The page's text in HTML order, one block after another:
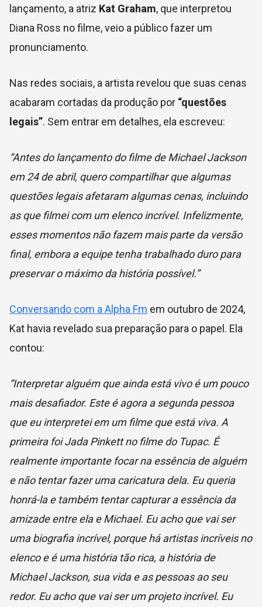
lançamento, a atriz Kat Graham, que interpretou
Diana Ross no filme, veio a público fazer um
pronunciamento.
Nas redes sociais, a artista revelou que suas cenas
acabaram cortadas da produção por “questões
legais”. Sem entrar em detalhes, ela escreveu:
“Antes do lançamento do filme de Michael Jackson
em 24 de abril, quero compartilhar que algumas
questões legais afetaram algumas cenas, incluindo
as que filmei com um elenco incrível. Infelizmente,
esses momentos não fazem mais parte da versão
final, embora a equipe tenha trabalhado duro para
preservar o máximo da história possível.”
Conversando com a Alpha Fm em outubro de 2024,
Kat havia revelado sua preparação para o papel. Ela
contou:
“Interpretar alguém que ainda está vivo é um pouco
mais desafiador. Este é agora a segunda pessoa
que eu interpretei em um filme que está viva. A
primeira foi Jada Pinkett no filme do Tupac. É
realmente importante focar na essência de alguém
e não tentar fazer uma caricatura dela. Eu queria
honrá-la e também tentar capturar a essência da
amizade entre ela e Michael. Eu acho que vai ser
uma biografia incrível, porque há artistas incríveis no
elenco e é uma história tão rica, a história de
Michael Jackson, sua vida e as pessoas ao seu
redor. Eu acho que vai ser um projeto incrível. Eu